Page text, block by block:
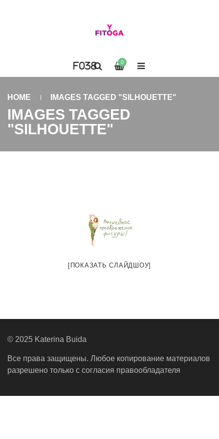
0
HOME IMAGES TAGGED "SILHOUETTE"
IMAGES TAGGED
"SILHOUETTE"
[ПОКАЗАТЬ СЛАЙДШОУ]
© 2025 Katerina Buida
Все права защищены. Любое копирование материалов
разрешено только с согласия правообладателя